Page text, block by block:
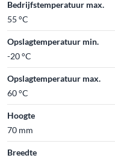
Bedrijfstemperatuur max.
55 °C
Opslagtemperatuur min.
-20 °C
Opslagtemperatuur max.
60 °C
Hoogte
70 mm
Breedte